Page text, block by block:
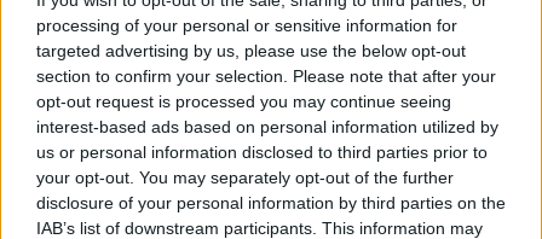
processing of your personal or sensitive information for
targeted advertising by us, please use the below opt-out
section to confirm your selection. Please note that after your
opt-out request is processed you may continue seeing
interest-based ads based on personal information utilized by
us or personal information disclosed to third parties prior to
your opt-out. You may separately opt-out of the further
disclosure of your personal information by third parties on the
IAB’s list of downstream participants. This information may
Continua a leggere
NEWS